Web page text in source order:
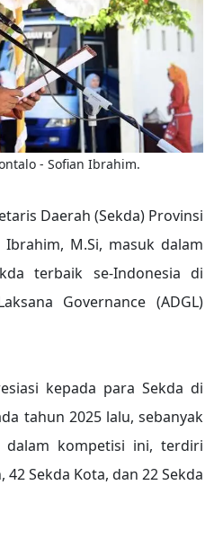
- Sofian Ibrahim.
Daerah (Sekda) Provinsi
M.Si, masuk dalam
terbaik se-Indonesia di
Governance (ADGL)
kepada para Sekda di
tahun 2025 lalu, sebanyak
dalam kompetisi ini, terdiri
Sekda Kota, dan 22 Sekda